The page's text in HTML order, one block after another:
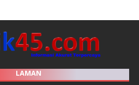
LAMAN